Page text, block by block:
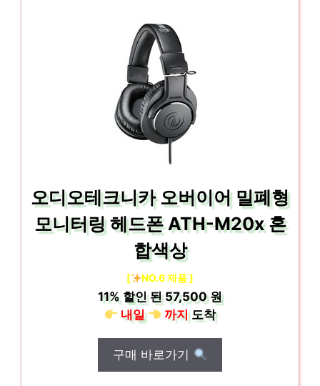
오디오테크니카 오버이어 밀폐형
모니터링 헤드폰 ATH-M20x 혼
합색상
[ NO.6 제품 ]
11%할인 된57,500 원
내일
까지도착
구매 바로가기